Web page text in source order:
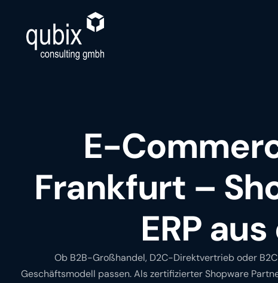
E-
Frankfurt –
ERP
Ob B2B-Großhandel, D2C-Direktvertrieb oder
Geschäftsmodell passen. Als zertifizierter Shopware